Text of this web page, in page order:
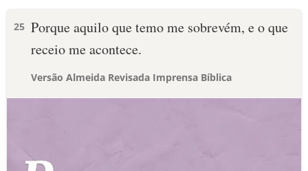
25 Porque aquilo que temo me sobrevém, e o que
receio me acontece.
Versão Almeida Revisada Imprensa Bíblica